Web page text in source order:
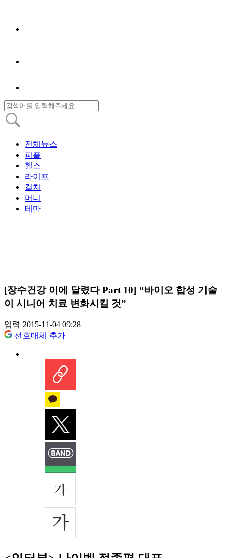
전체뉴스
피플
헬스
라이프
컬처
머니
테마
[장수건강 이에 달렸다 Part 10] “바이오 합성 기술
이 시니어 치료 변화시킬 것”
입력 2015-11-04 09:28
선호매체 추가